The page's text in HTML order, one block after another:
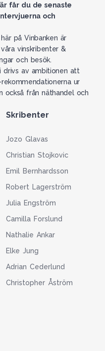
får du de senaste
och
på Vinbanken är
vinskribenter &
och besök.
drivs av ambitionen att
ur
också från näthandel och
Skribenter
Jozo Glavas
Christian Stojkovic
Emil Bernhardsson
Robert Lagerström
Julia Engström
Camilla Forslund
Nathalie Ankar
Elke Jung
Adrian Cederlund
Christopher Åström